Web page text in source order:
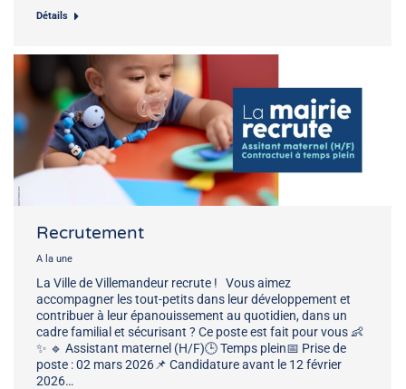
Détails
Recrutement
A la une
La Ville de Villemandeur recrute ! Vous aimez
accompagner les tout-petits dans leur développement et
contribuer à leur épanouissement au quotidien, dans un
cadre familial et sécurisant ? Ce poste est fait pour vous 👶
✨ 🔹 Assistant maternel (H/F)🕒 Temps plein📅 Prise de
poste : 02 mars 2026📌 Candidature avant le 12 février
2026…